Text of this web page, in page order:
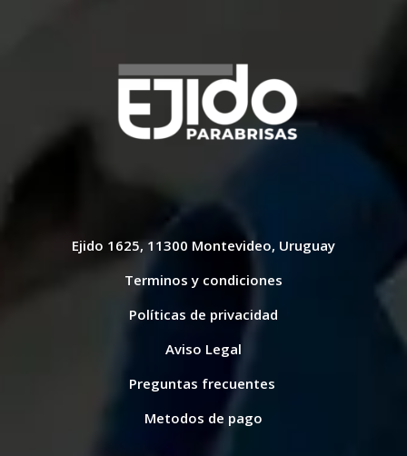
Ejido 1625, 11300 Montevideo, Uruguay
Terminos y condiciones
Políticas de privacidad
Aviso Legal
Preguntas frecuentes
Metodos de pago